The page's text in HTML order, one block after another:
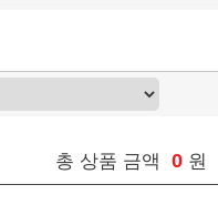
총 상품 금액 0 원